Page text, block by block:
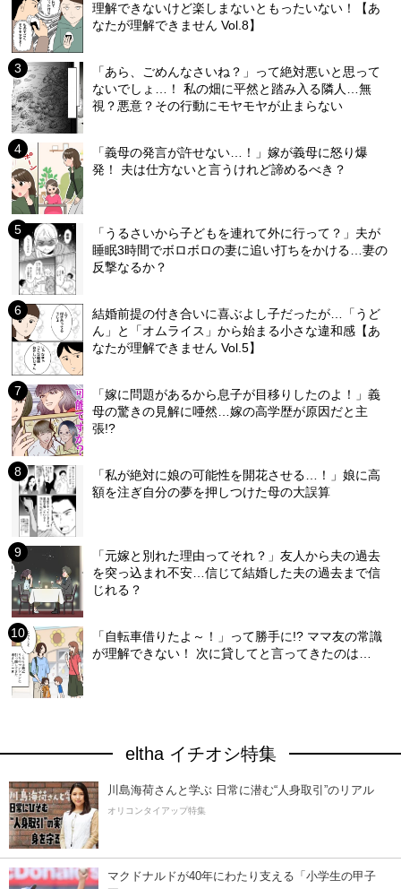
理解できないけど楽しまないともったいない！【あ
なたが理解できません Vol.8】
「あら、ごめんなさいね？」って絶対悪いと思って
ないでしょ…！ 私の畑に平然と踏み入る隣人…無
視？悪意？その行動にモヤモヤが止まらない
「義母の発言が許せない…！」嫁が義母に怒り爆
発！ 夫は仕方ないと言うけれど諦めるべき？
「うるさいから子どもを連れて外に行って？」夫が
睡眠3時間でボロボロの妻に追い打ちをかける…妻の
反撃なるか？
結婚前提の付き合いに喜ぶよし子だったが…「うど
ん」と「オムライス」から始まる小さな違和感【あ
なたが理解できません Vol.5】
「嫁に問題があるから息子が目移りしたのよ！」義
母の驚きの見解に唖然…嫁の高学歴が原因だと主
張!?
「私が絶対に娘の可能性を開花させる…！」娘に高
額を注ぎ自分の夢を押しつけた母の大誤算
「元嫁と別れた理由ってそれ？」友人から夫の過去
を突っ込まれ不安…信じて結婚した夫の過去まで信
じれる？
「自転車借りたよ～！」って勝手に!? ママ友の常識
が理解できない！ 次に貸してと言ってきたのは…
eltha イチオシ特集
川島海荷さんと学ぶ 日常に潜む“人身取引”のリアル
オリコンタイアップ特集
マクドナルドが40年にわたり支える「小学生の甲子